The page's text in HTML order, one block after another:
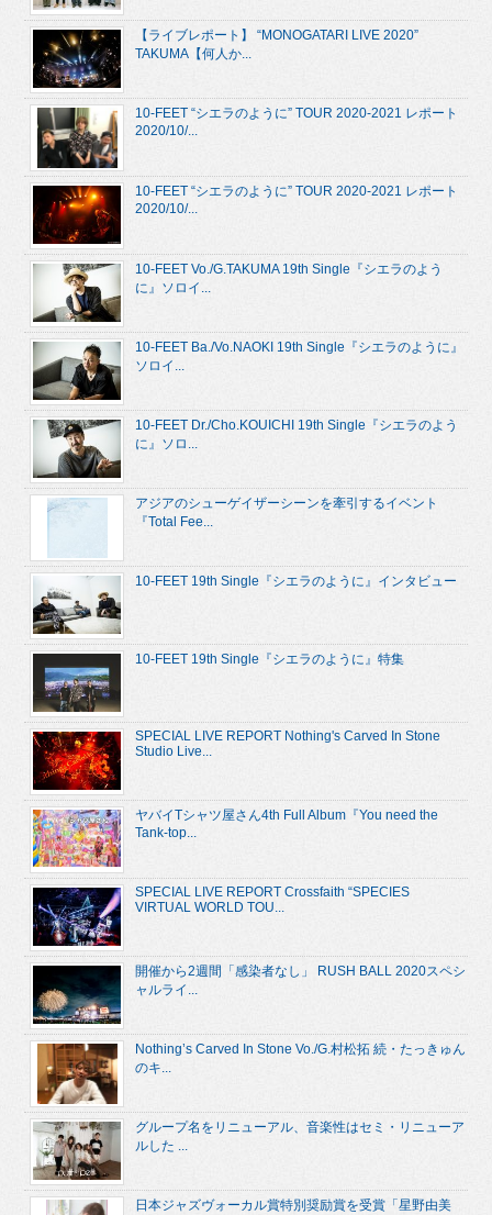
【ライブレポート】 “MONOGATARI LIVE 2020”
TAKUMA【何人か...
10-FEET “シエラのように” TOUR 2020-2021 レポート
2020/10/...
10-FEET “シエラのように” TOUR 2020-2021 レポート
2020/10/...
10-FEET Vo./G.TAKUMA 19th Single『シエラのよう
に』ソロイ...
10-FEET Ba./Vo.NAOKI 19th Single『シエラのように』
ソロイ...
10-FEET Dr./Cho.KOUICHI 19th Single『シエラのよう
に』ソロ...
アジアのシューゲイザーシーンを牽引するイベント
『Total Fee...
10-FEET 19th Single『シエラのように』インタビュー
10-FEET 19th Single『シエラのように』特集
SPECIAL LIVE REPORT Nothing's Carved In Stone
Studio Live...
ヤバイTシャツ屋さん4th Full Album『You need the
Tank-top...
SPECIAL LIVE REPORT Crossfaith “SPECIES
VIRTUAL WORLD TOU...
開催から2週間「感染者なし」 RUSH BALL 2020スペシ
ャルライ...
Nothing’s Carved In Stone Vo./G.村松拓 続・たっきゅん
のキ...
グループ名をリニューアル、音楽性はセミ・リニューア
ルした ...
日本ジャズヴォーカル賞特別奨励賞を受賞「星野由美